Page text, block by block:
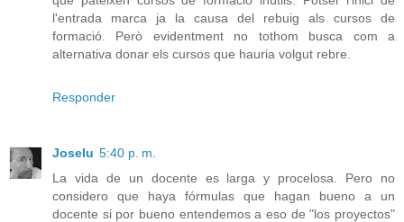
l'entrada marca ja la causa del rebuig als cursos de
formació. Però evidentment no tothom busca com a
alternativa donar els cursos que hauria volgut rebre.
Responder
Joselu 5:40 p. m.
La vida de un docente es larga y procelosa. Pero no
considero que haya fórmulas que hagan bueno a un
docente si por bueno entendemos a eso de "los proyectos"